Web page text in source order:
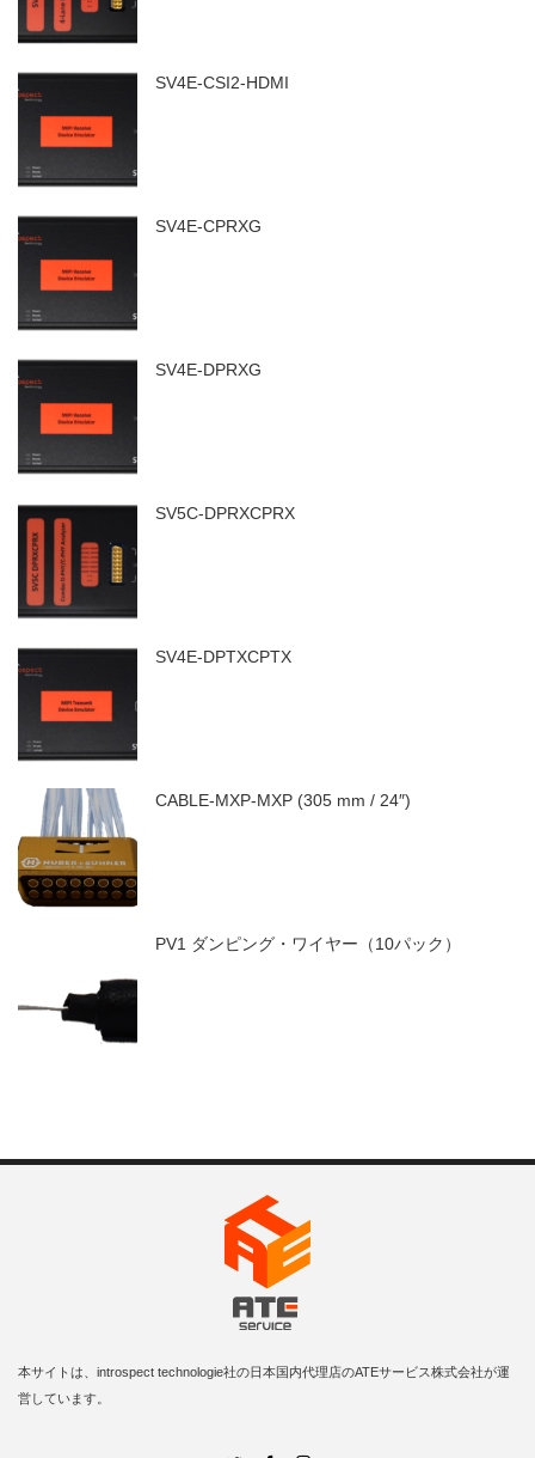
SV4E-CSI2-HDMI
SV4E-CPRXG
SV4E-DPRXG
SV5C-DPRXCPRX
SV4E-DPTXCPTX
CABLE-MXP-MXP (305 mm / 24″)
PV1 ダンピング・ワイヤー（10パック）
本サイトは、introspect technologie社の日本国内代理店のATEサービス株式会社が運
営しています。